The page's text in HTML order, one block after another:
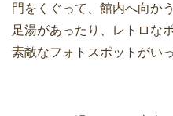
門をくぐって、館内へ向か
足湯があったり、レトロな
素敵なフォトスポットがい